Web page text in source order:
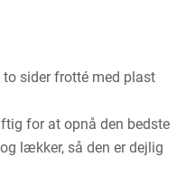
sider frotté med plast
for at opnå den bedste
lækker, så den er dejlig